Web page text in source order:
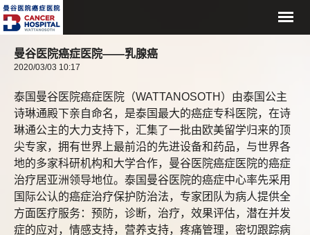
曼谷医院癌症医院——乳腺癌
2020/03/03 10:17
泰国曼谷医院癌症医院（WATTANOSOTH）由泰国公主
诗琳通殿下亲自命名，是泰国最大的癌症专科医院，在诗
琳通公主的大力支持下，汇集了一批由欧美留学归来的顶
尖专家，拥有世界上最前沿的先进设备和药品，与世界各
地的多家科研机构和大学合作，曼谷医院癌症医院的癌症
治疗居亚洲领导地位。泰国曼谷医院的癌症中心率先采用
国际公认的癌症治疗保护防治法，专家团队为病人提供全
方面医疗服务：预防，诊断，治疗，效果评估，潜在并发
症的应对，情感支持，营养支持，疼痛管理，密切跟踪病